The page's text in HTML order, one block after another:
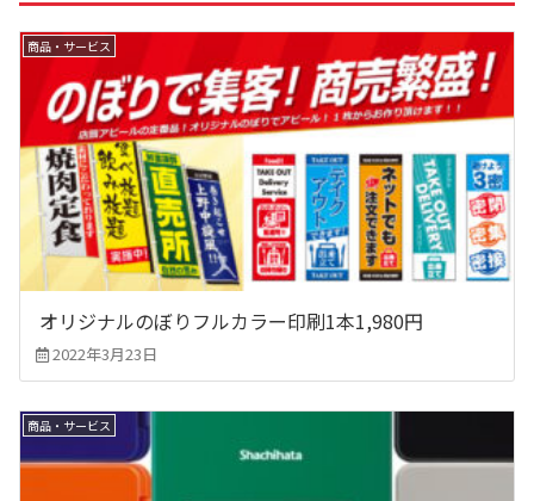
商品・サービス
オリジナルのぼりフルカラー印刷1本1,980円
2022年3月23日
商品・サービス